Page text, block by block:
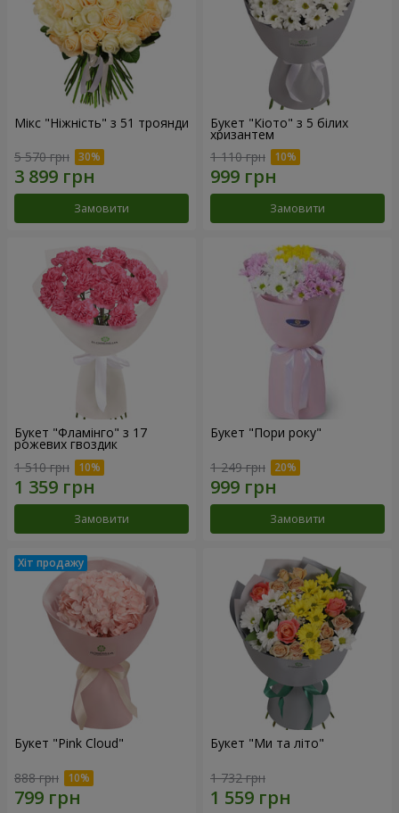
Мікс "Ніжність" з 51 троянди
5 570 грн
Замовити
Букет "Кіото" з 5 білих
хризантем
1 110 грн
Замовити
Букет "Фламінго" з 17
рожевих гвоздик
1 510 грн
Замовити
Букет "Пори року"
1 249 грн
Замовити
Букет "Pink Cloud"
888 грн
Букет "Ми та літо"
1 732 грн